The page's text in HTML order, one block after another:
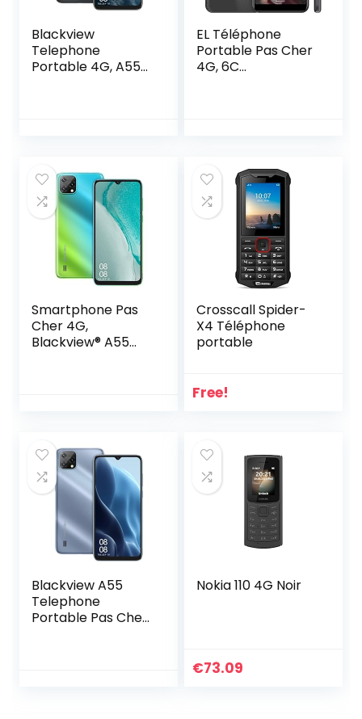
Blackview
Telephone
Portable 4G, A55
128Go, 8MP Triple
caméra arrière,
Double SIM) 3
Slots/Face
ID/2Ans de
Garantie
EL Téléphone
Portable Pas Cher
4G, 6C
8.1, Face ID,
Telephone
Portable
Debloqué, GPS,
Smartphone Pas
Cher 4G,
Blackview® A55
8MP+5MP,
Smartphone Dual
SIM) Face
ID/GPS/5G-
WIFI/2Ans de
Garantie
Crosscall Spider-
X4 Téléphone
portable
Free!
Blackview A55
Telephone
Portable Pas Cher
Nokia 110 4G Noir
€73.09